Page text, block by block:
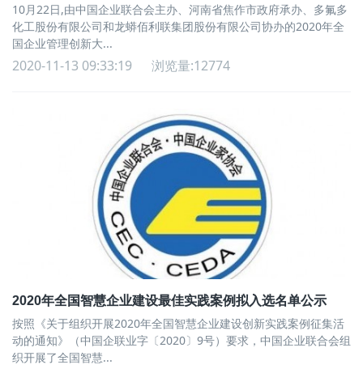
10月22日,由中国企业联合会主办、河南省焦作市政府承办、多氟多
化工股份有限公司和龙蟒佰利联集团股份有限公司协办的2020年全
国企业管理创新大...
2020-11-13 09:33:19 浏览量:12774
2020年全国智慧企业建设最佳实践案例拟入选名单公示
按照《关于组织开展2020年全国智慧企业建设创新实践案例征集活
动的通知》（中国企联业字〔2020〕9号）要求，中国企业联合会组
织开展了全国智慧...